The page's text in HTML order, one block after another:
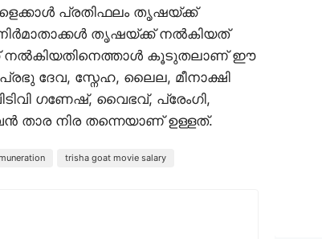
പ്രതിഫലം തൃഷയ്ക്ക്
നിർമാതാക്കൾ തൃഷയ്ക്ക് നൽകിയത്
നൽകിയതിനെത്താൾ കൂടുതലാണ് ഈ
ദേവ, സ്നേഹ, ലൈല, മീനാക്ഷി
​ഗണേഷ്, വൈഭവ്, പ്രേം​ഗി,
താര നിര തന്നെയാണ് ഉള്ളത്.
trisha goat movie salary